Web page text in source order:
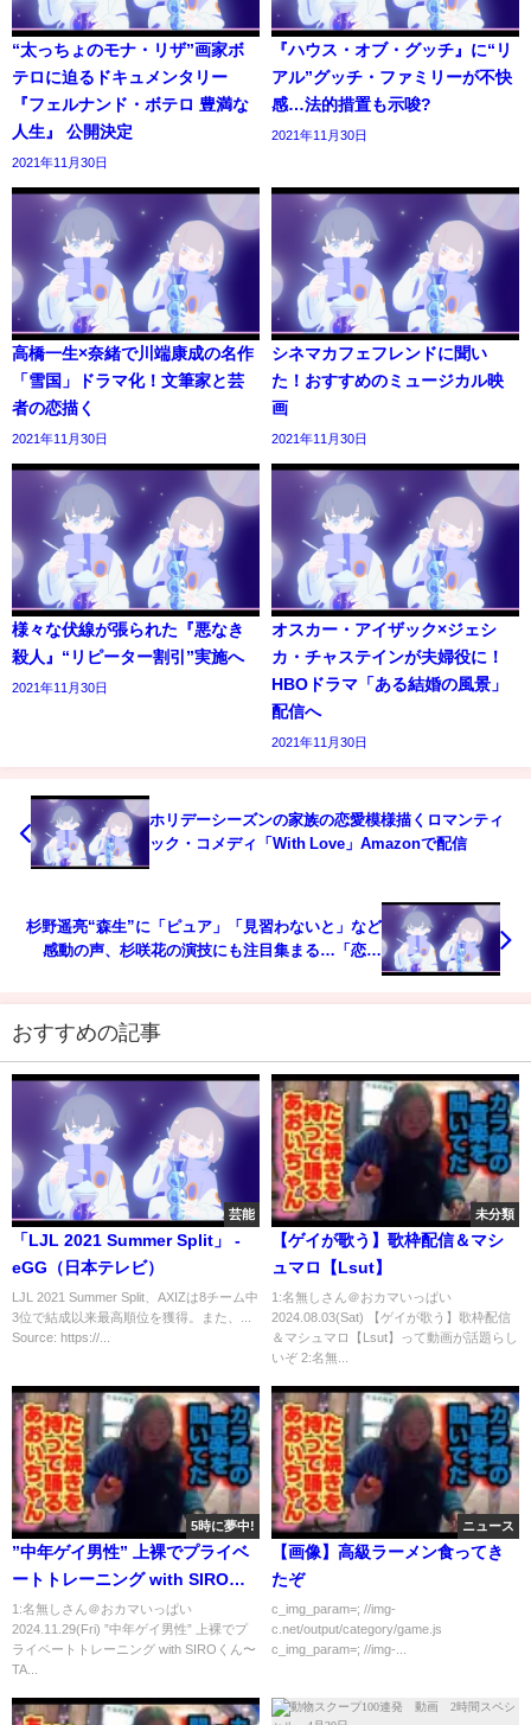
“太っちょのモナ・リザ”画家ボ
テロに迫るドキュメンタリー
『フェルナンド・ボテロ 豊満な
人生』 公開決定
2021年11月30日
『ハウス・オブ・グッチ』に“リ
アル”グッチ・ファミリーが不快
感…法的措置も示唆?
2021年11月30日
高橋一生×奈緒で川端康成の名作
「雪国」ドラマ化！文筆家と芸
者の恋描く
2021年11月30日
シネマカフェフレンドに聞い
た！おすすめのミュージカル映
画
2021年11月30日
様々な伏線が張られた『悪なき
殺人』“リピーター割引”実施へ
2021年11月30日
オスカー・アイザック×ジェシ
カ・チャステインが夫婦役に！
HBOドラマ「ある結婚の風景」
配信へ
2021年11月30日
ホリデーシーズンの家族の恋愛模様描くロマンティ
ック・コメディ「With Love」Amazonで配信
杉野遥亮“森生”に「ピュア」「見習わないと」など
感動の声、杉咲花の演技にも注目集まる…「恋で
おすすめの記事
芸能
「LJL 2021 Summer Split」 -
eGG（日本テレビ）
LJL 2021 Summer Split、AXIZは8チーム中
3位で結成以来最高順位を獲得。また、...
Source: https://...
未分類
【ゲイが歌う】歌枠配信＆マシ
ュマロ【Lsut】
1:名無しさん＠おカマいっぱい
2024.08.03(Sat) 【ゲイが歌う】歌枠配信
＆マシュマロ【Lsut】って動画が話題らし
いぞ 2:名無...
5時に夢中!
”中年ゲイ男性” 上裸でプライベ
ートトレーニング with SIROく
ん〜TAROちゃんねる #43 〜
1:名無しさん＠おカマいっぱい
2024.11.29(Fri) ”中年ゲイ男性” 上裸でプ
ライベートトレーニング with SIROくん〜
TA...
ニュース
【画像】高級ラーメン食ってき
たぞ
c_img_param=; //img-
c.net/output/category/game.js
c_img_param=; //img-...